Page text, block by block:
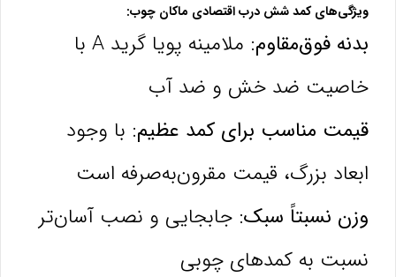
ویژگی‌های کمد شش درب اقتصادی ماکان چوب:
بدنه فوق‌مقاوم:
ملامینه پویا گرید A با
خاصیت ضد خش و ضد آب
قیمت مناسب برای کمد عظیم: با وجود
ابعاد بزرگ، قیمت مقرون‌به‌صرفه است
وزن نسبتاً سبک: جابجایی و نصب آسان‌تر
نسبت به کمدهای چوبی